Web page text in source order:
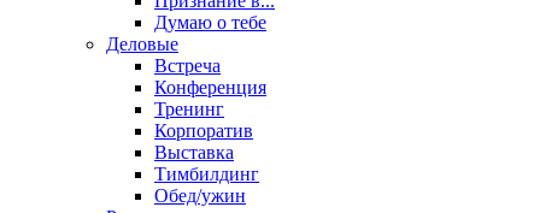
Думаю о тебе
Деловые
Встреча
Конференция
Тренинг
Корпоратив
Выставка
Тимбилдинг
Обед/ужин